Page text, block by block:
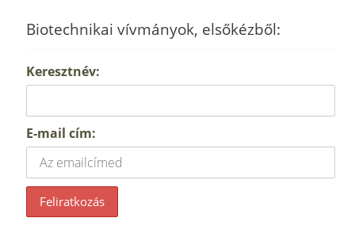
Biotechnikai vívmányok, elsőkézből:
Keresztnév:
E-mail cím: